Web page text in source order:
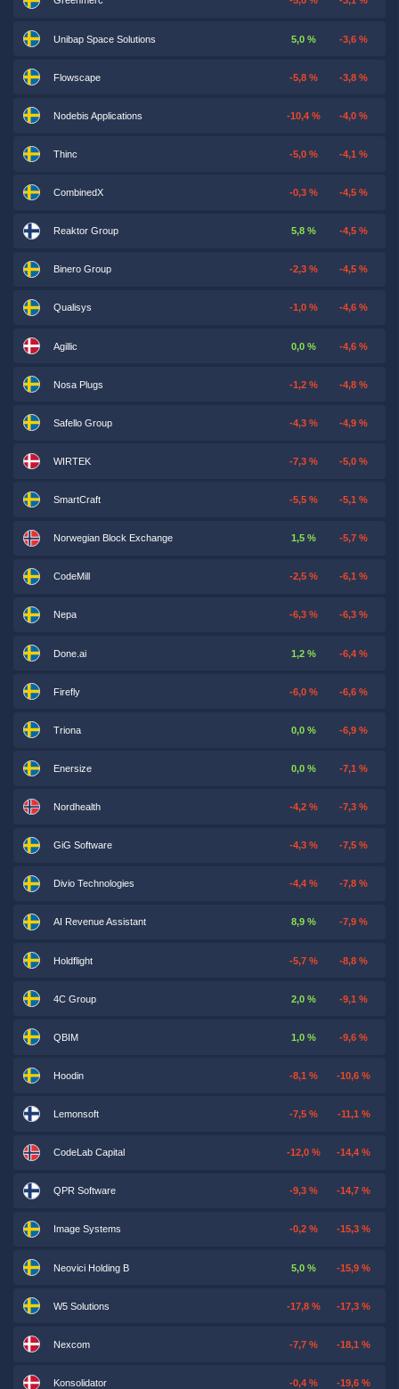
Unibap Space Solutions 5,0 % -3,6 %
Flowscape -5,8 % -3,8 %
Nodebis Applications -10,4 % -4,0 %
Thinc -5,0 % -4,1 %
CombinedX -0,3 % -4,5 %
Reaktor Group 5,8 % -4,5 %
Binero Group -2,3 % -4,5 %
Qualisys -1,0 % -4,6 %
Agillic 0,0 % -4,6 %
Nosa Plugs -1,2 % -4,8 %
Safello Group -4,3 % -4,9 %
WIRTEK -7,3 % -5,0 %
SmartCraft -5,5 % -5,1 %
Norwegian Block Exchange 1,5 % -5,7 %
CodeMill -2,5 % -6,1 %
Nepa -6,3 % -6,3 %
Done.ai 1,2 % -6,4 %
Firefly -6,0 % -6,6 %
Triona 0,0 % -6,9 %
Enersize 0,0 % -7,1 %
Nordhealth -4,2 % -7,3 %
GiG Software -4,3 % -7,5 %
Divio Technologies -4,4 % -7,8 %
AI Revenue Assistant 8,9 % -7,9 %
Holdflight -5,7 % -8,8 %
4C Group 2,0 % -9,1 %
QBIM 1,0 % -9,6 %
Hoodin -8,1 % -10,6 %
Lemonsoft -7,5 % -11,1 %
CodeLab Capital -12,0 % -14,4 %
QPR Software -9,3 % -14,7 %
Image Systems -0,2 % -15,3 %
Neovici Holding B 5,0 % -15,9 %
W5 Solutions -17,8 % -17,3 %
Nexcom -7,7 % -18,1 %
Konsolidator -0,4 % -19,6 %